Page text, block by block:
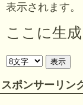
表示されます。
ここに生
スポンサーリン